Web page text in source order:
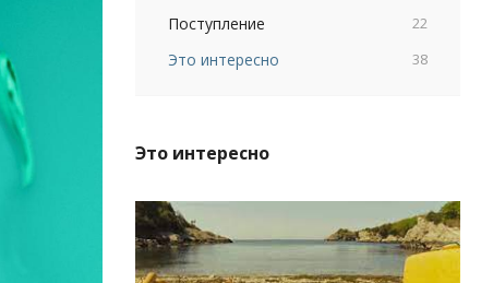
Поступление 22
Это интересно 38
Это интересно